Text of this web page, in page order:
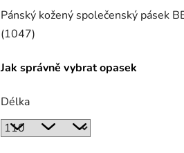
Pánský kožený společenský pásek
(1047)
Jak správně vybrat opasek
Délka